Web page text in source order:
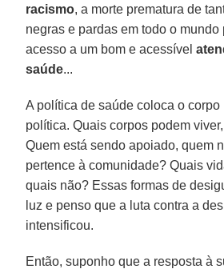
racismo, a morte prematura de
negras e pardas em todo o mundo
acesso a um bom e acessível
saúde...
A política de saúde coloca o corpo
política. Quais corpos podem
Quem está sendo apoiado, quem
pertence à comunidade? Quais
quais não? Essas formas de
luz e penso que a luta contra a
intensificou.
Então, suponho que a resposta à